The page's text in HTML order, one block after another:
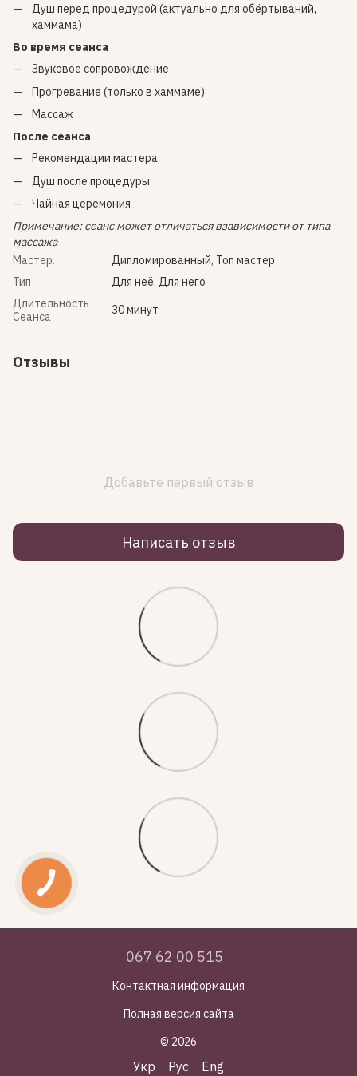
Душ перед процедурой (актуально для обёртываний,
хаммама)
Во время сеанса
Звуковое сопровождение
Прогревание (только в хаммаме)
Массаж
После сеанса
Рекомендации мастера
Душ после процедуры
Чайная церемония
Примечание: сеанс может отличаться взависимости от типа
массажа
Мастер.
Дипломированный, Топ мастер
Тип
Для неё, Для него
Длительность
Сеанса
30 минут
Отзывы
Добавьте первый отзыв
Написать отзыв
067 62 00 515
Контактная информация
Полная версия сайта
© 2026
Укр Рус Eng